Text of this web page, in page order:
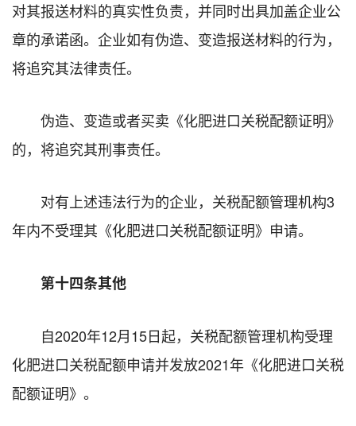
对其报送材料的真实性负责，并同时出具加盖企业公
章的承诺函。企业如有伪造、变造报送材料的行为，
将追究其法律责任。
伪造、变造或者买卖《化肥进口关税配额证明》
的，将追究其刑事责任。
对有上述违法行为的企业，关税配额管理机构3
年内不受理其《化肥进口关税配额证明》申请。
第十四条其他
自2020年12月15日起，关税配额管理机构受理
化肥进口关税配额申请并发放2021年《化肥进口关税
配额证明》。